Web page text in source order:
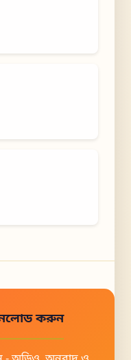
করুন